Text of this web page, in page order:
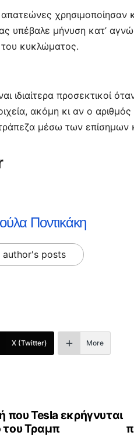
υπέβαλε μήνυση κατ’
του κυκλώματος.
ιδιαίτερα προσεκτικοί
ακόμη κι αν ο
μέσω των επίσημων
Ποντικάκη
author's posts
X (Twitter) More
που Tesla εκρήγνυται
του Τραμπ